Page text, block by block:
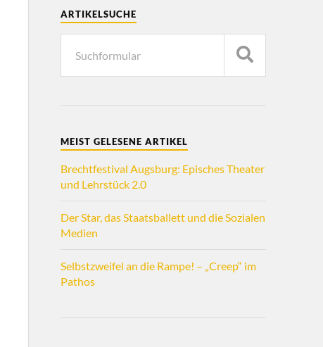
ARTIKELSUCHE
MEIST GELESENE ARTIKEL
Brechtfestival Augsburg: Episches Theater
und Lehrstück 2.0
Der Star, das Staatsballett und die Sozialen
Medien
Selbstzweifel an die Rampe! – „Creep“ im
Pathos